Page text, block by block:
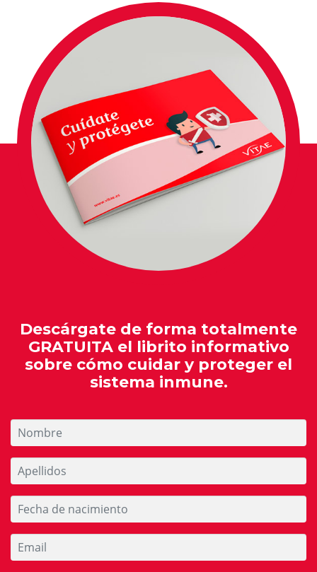
Descárgate de forma totalmente
GRATUITA el librito informativo
sobre cómo cuidar y proteger el
sistema inmune.